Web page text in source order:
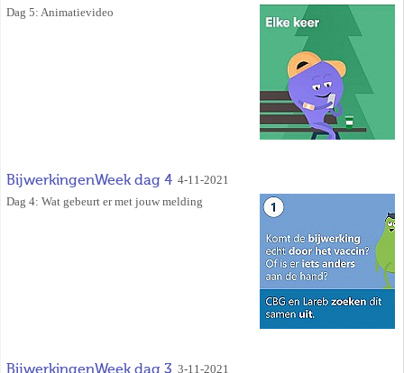
Dag 5: Animatievideo
BijwerkingenWeek dag 4 4-11-2021
Dag 4: Wat gebeurt er met jouw melding
BijwerkingenWeek dag 3 3-11-2021